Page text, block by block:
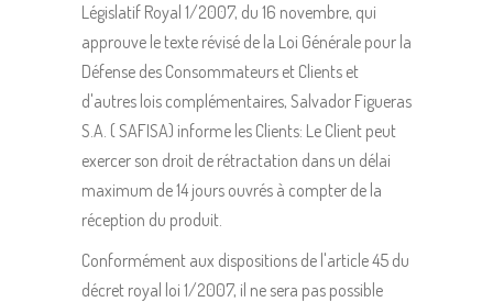
Législatif Royal 1/2007, du 16 novembre, qui
approuve le texte révisé de la Loi Générale pour la
Défense des Consommateurs et Clients et
d'autres lois complémentaires, Salvador Figueras
S.A. ( SAFISA) informe les Clients: Le Client peut
exercer son droit de rétractation dans un délai
maximum de 14 jours ouvrés à compter de la
réception du produit.
Conformément aux dispositions de l'article 45 du
décret royal loi 1/2007, il ne sera pas possible